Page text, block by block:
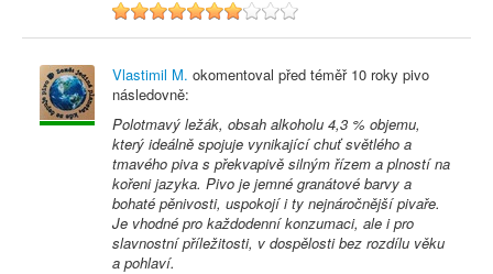
7
Vlastimil M. okomentoval před téměř 10 roky pivo
následovně:
Polotmavý ležák, obsah alkoholu 4,3 % objemu,
který ideálně spojuje vynikající chuť světlého a
tmavého piva s překvapivě silným řízem a plností na
kořeni jazyka. Pivo je jemné granátové barvy a
bohaté pěnivosti, uspokojí i ty nejnáročnější pivaře.
Je vhodné pro každodenní konzumaci, ale i pro
slavnostní příležitosti, v dospělosti bez rozdílu věku
a pohlaví.